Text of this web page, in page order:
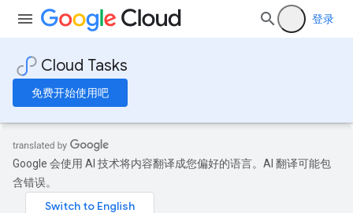
登录
Cloud Tasks
免费开始使用吧
Google 会使用 AI 技术将内容翻译成您偏好的语言。AI 翻译可能包
含错误。